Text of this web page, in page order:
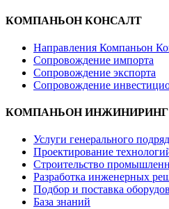
КОМПАНЬОН КОНСАЛТ
Направления Компаньон
Сопровождение импорта
Сопровождение экспорта
Сопровождение
КОМПАНЬОН ИНЖИНИРИНГ
Услуги генерального
Проектирование
Строительство
Разработка инженерных
Подбор и поставка
База знаний